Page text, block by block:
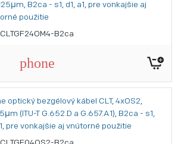
B2ca - s1, d1, a1, pre vonkajšie aj
použitie
B2ca
phone
optický bezgélový kábel CLT, 4xOS2,
(ITU-T G.652.D a G.657.A1), B2ca - s1,
pre vonkajšie aj vnútorné použitie